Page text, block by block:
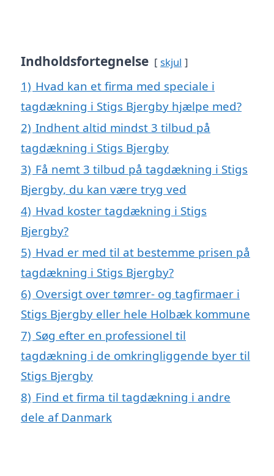
Indholdsfortegnelse skjul
1) Hvad kan et firma med speciale i
tagdækning i Stigs Bjergby hjælpe med?
2) Indhent altid mindst 3 tilbud på
tagdækning i Stigs Bjergby
3) Få nemt 3 tilbud på tagdækning i Stigs
Bjergby, du kan være tryg ved
4) Hvad koster tagdækning i Stigs
Bjergby?
5) Hvad er med til at bestemme prisen på
tagdækning i Stigs Bjergby?
6) Oversigt over tømrer- og tagfirmaer i
Stigs Bjergby eller hele Holbæk kommune
7) Søg efter en professionel til
tagdækning i de omkringliggende byer til
Stigs Bjergby
8) Find et firma til tagdækning i andre
dele af Danmark